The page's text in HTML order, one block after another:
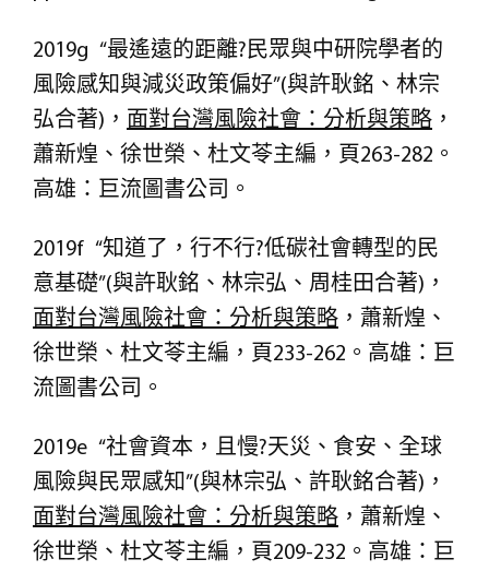
2019g “最遙遠的距離?民眾與中研院學者的
風險感知與減災政策偏好”(與許耿銘、林宗
弘合著)， 面對台灣風險社會：分析與策略 ，
蕭新煌、徐世榮、杜文苓主編，頁263-282。
高雄：巨流圖書公司。
2019f “知道了，行不行?低碳社會轉型的民
意基礎”(與許耿銘、林宗弘、周桂田合著)，
面對台灣風險社會：分析與策略 ，蕭新煌、
徐世榮、杜文苓主編，頁233-262。高雄：巨
流圖書公司。
2019e “社會資本，且慢?天災、食安、全球
風險與民眾感知”(與林宗弘、許耿銘合著)，
面對台灣風險社會：分析與策略 ，蕭新煌、
徐世榮、杜文苓主編，頁209-232。高雄：巨